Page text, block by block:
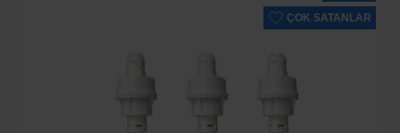
ÇOK SATANLAR